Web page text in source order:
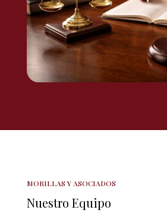
MORILLAS Y ASOCIADOS
Nuestro Equipo